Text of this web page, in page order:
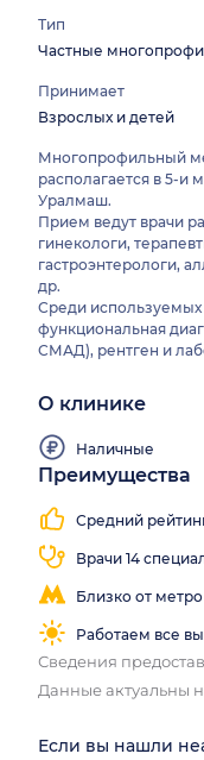
Тип
Частные
Принимает
Взрослых и детей
Многопрофильный
располагается в 5-и
Уралмаш.
Прием ведут врачи
гинекологи,
гастроэнтерологи,
др.
Среди используемых
функциональная
СМАД), рентген и
О клинике
Наличные
Преимущества
Средний
Врачи 14
Близко от метро
Работаем все
Сведения
Данные актуальны
Если вы нашли